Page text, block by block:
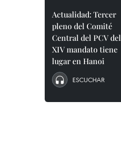
Actualidad: Tercer
pleno del Comité
Central del PCV del
XIV mandato tiene
lugar en Hanoi
ESCUCHAR